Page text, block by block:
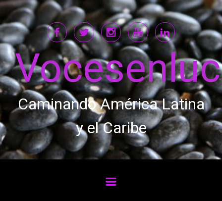
Saltar al contenido principal
Caminando América Latina
y el Caribe